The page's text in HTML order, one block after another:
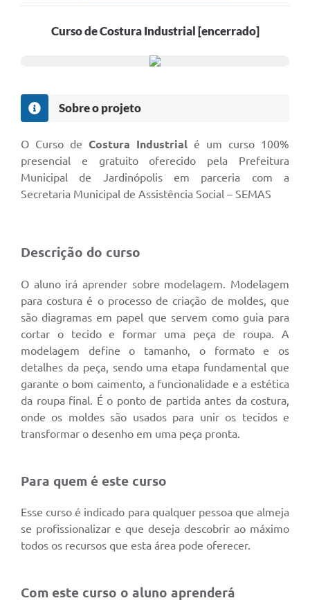
Curso de Costura Industrial [encerrado]
Sobre o projeto
O Curso de Costura Industrial é um curso 100%
presencial e gratuito oferecido pela Prefeitura
Municipal de Jardinópolis em parceria com a
Secretaria Municipal de Assistência Social – SEMAS
Descrição do curso
O aluno irá aprender sobre modelagem. Modelagem
para costura é o processo de criação de moldes, que
são diagramas em papel que servem como guia para
cortar o tecido e formar uma peça de roupa. A
modelagem define o tamanho, o formato e os
detalhes da peça, sendo uma etapa fundamental que
garante o bom caimento, a funcionalidade e a estética
da roupa final. É o ponto de partida antes da costura,
onde os moldes são usados para unir os tecidos e
transformar o desenho em uma peça pronta.
Para quem é este curso
Esse curso é indicado para qualquer pessoa que almeja
se profissionalizar e que deseja descobrir ao máximo
todos os recursos que esta área pode oferecer.
Com este curso o aluno aprenderá